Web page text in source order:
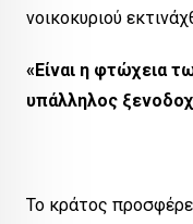
νοικοκυριού
«Είναι η φτώχεια
υπάλληλος
Το κράτος